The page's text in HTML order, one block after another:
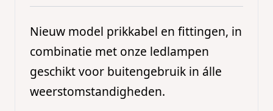
Nieuw model prikkabel en fittingen, in
combinatie met onze ledlampen
geschikt voor buitengebruik in álle
weerstomstandigheden.